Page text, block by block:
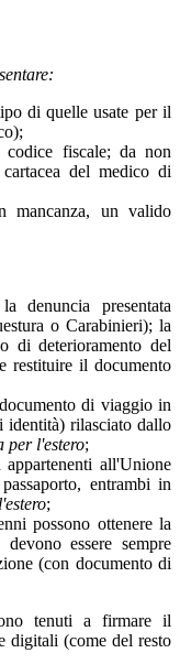
di quelle usate per il
fiscale; da non
del medico di
mancanza, un valido
denuncia presentata
o Carabinieri); la
di deterioramento del
restituire il documento
di viaggio in
identità) rilasciato dallo
per l'estero;
appartenenti all'Unione
entrambi in
;
possono ottenere la
essere sempre
(con documento di
tenuti a firmare il
digitali (come del resto